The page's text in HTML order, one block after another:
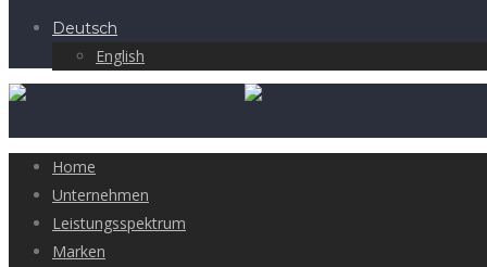
Deutsch
English
Home
Unternehmen
Leistungsspektrum
Marken